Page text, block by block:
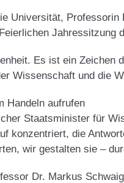
Universität,
Es ist ein
Wissenschaft und die
Handeln aufrufen
Staatsminister für
konzentriert, die
wir gestalten sie –
Dr. Markus